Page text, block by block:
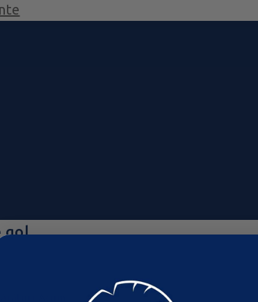
gol
te, umple-l cu ceva ce-ți place!
Acum
Nume utilizator sau email